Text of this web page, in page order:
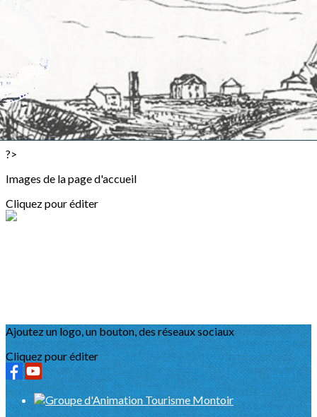
Exporter toutes les colonnes
Exporter uniquement les colonnes affichées
Menu
<
>
L'ormois
2026 - Fête de l'Ormois
?>
Images de la page d'accueil
Cliquez pour éditer
Ajoutez un logo, un bouton, des réseaux sociaux
Cliquez pour éditer